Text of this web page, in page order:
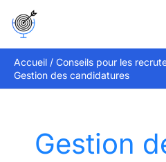
Accueil
Conseils pour les
Gestion des candidatures
Gestion
Rechercher